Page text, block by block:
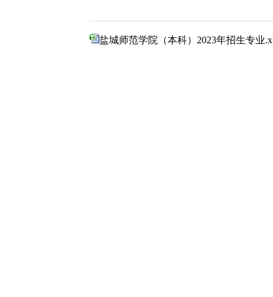
盐城师范学院（本科）2023年招生专业